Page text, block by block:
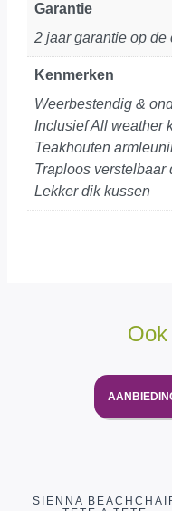
Garantie
2 jaar garantie op de
Kenmerken
Weerbestendig &
Inclusief All weather
Teakhouten
Traploos verstelbaar
Lekker dik kussen
SIENNA